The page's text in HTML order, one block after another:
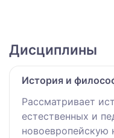
Дисциплины
История и
Рассматривает
естественных и
новоевропейскую